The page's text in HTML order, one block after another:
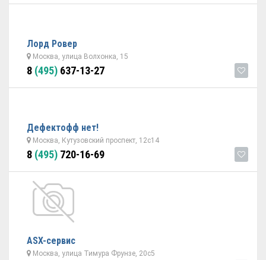
Лорд Ровер
Москва, улица Волхонка, 15
8 (495) 637-13-27
Дефектофф нет!
Москва, Кутузовский проспект, 12с14
8 (495) 720-16-69
ASX-сервис
Москва, улица Тимура Фрунзе, 20с5